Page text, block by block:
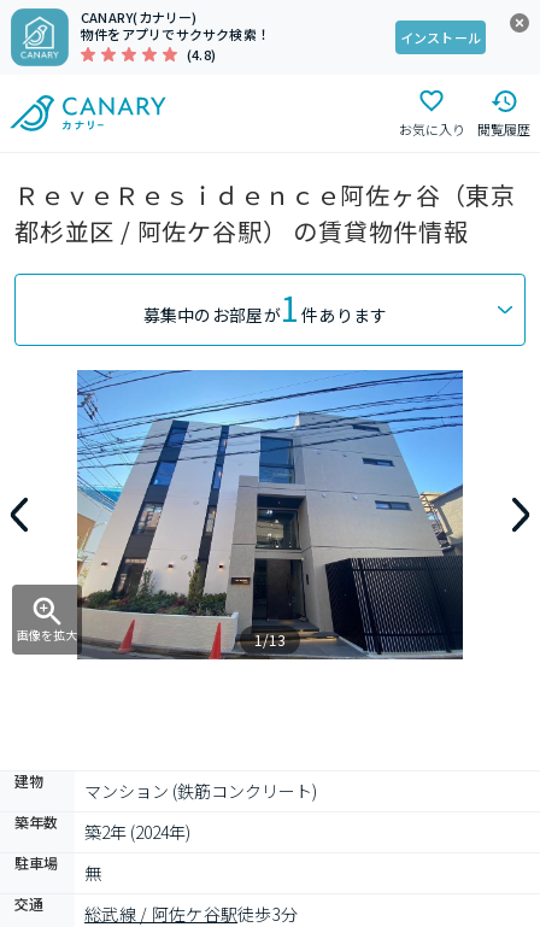
CANARY(カナリー)
物件をアプリでサクサク検索！
(4.8)
インストール
お気に入り 閲覧履歴
ＲｅｖｅＲｅｓｉｄｅｎｃｅ阿佐ヶ谷（東京
都杉並区 / 阿佐ケ谷駅） の賃貸物件情報
募集中のお部屋が1 件あります
画像を拡大 1/13
建物 マンション (鉄筋コンクリート)
築年数 築2年 (2024年)
駐車場 無
交通 総武線 / 阿佐ケ谷駅徒歩3分